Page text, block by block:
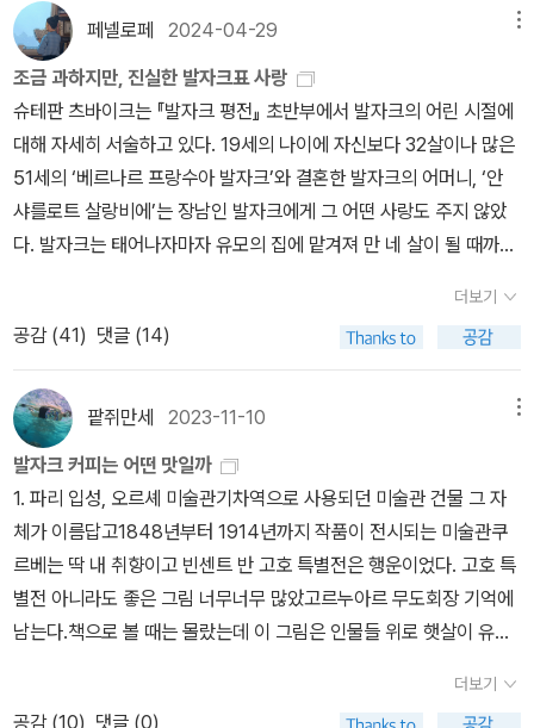
증을 앓고 있는 백작은 오랜 시간 어르고 달래야 수그러들며 사소한
잘못도 핑계삼아 부인의 정신을 갉아먹고 있었지요. 더구나 허약한
아이들은 교대로 뼈가 녹는 간호를 필요로 했어요. 그녀의 고단하고
희생적인 삶을 엿본 펠릭스는 그녀를 더욱 숭상합니다. 달이 밝은 밤,
펠릭스는 그녀의 눈물을 영성체로 받아 마심으로 그녀에 대한 사랑을
맹세합니다. '저는 지금 부인의 고통을 함께 나누고, 성혈을 마심으로
써 그리스도와 교감하듯이 부인의 영혼과 결합했습니다. 가망없는 사
랑도 행복입니다.' (흠, 세상에! 입술에 바른 꿀이여, 정신에 바른 아편
이여!) 하지만 그녀는 그를 파리로 보내 그 곳에서 출세해야한다고 합
득 차있던지. 예절은 진정한 자비처럼, 실제로 자신을 희생하는 데 있
습니다.(...) 들어줄 수 없는 부탁은 헛된 희망을 전혀 주지 말고 단호
하게 거절하세요. (...) 세련된 예절과 아름다운 매너는 마음속에서,
개인적인 자존심에서 우러나는 것이니까요. 사회는 어머니라기보다
는 계모이기 때문에, 자기의 허영심을 만족시켜주는 자식들을 편애합
니다. (...) 당신은 가능한 한 다른 사람들로부터 무엇을 받지 말아요.
누구에게도 종속되지 말고, 자기 자신의 주인이 되어요. (...) 젊은 여
자들을 비웃고 하찮게 여겨도 됩니다. 그녀들은 진지한 생각을 할 능
력이 없으니까요. 아마도 다음은 자신을 염두에 두고 쓰지 않았을까
한 축제는 당신의 시선일 것이고, 또 그녀는 당신의 말들을 생명의 양
식으로 삼겠지요. 그 여인은 당신에게 세상 전체가 되어야합니다. 왜
자 속 끓여대면서 스트레스받을 일도 없어 보이고! 좀 낡긴 했지만, 신
축성 좋은 잠옷에 부드러운 신발까지, 그야말로 안성맞춤이다. 흠, 그
러면 그렇지. 가세가 기울었다고는 하나 하인까지 둔 지주였다. 그런
데 집 안 꼴이 말이 아니다. 사방에 쌓인 먼지는 기본이고, 거미줄에,
널브러진 접시와 먹다 흘린 빵 부스러기까지. 나름 최소한의 질서는
있는 건지, 오블로모프가 하인 자하르를 부른다. 잠시 후, 오랜 관성과
고집으로 단련된 기존쎄 같은 기운을 풍기며 세상만사가 귀찮다는 얼
게, 맙소사! 저기, 저 구석 좀 보란 말야. 하는 일이 뭐야, 도대체….”
“아니, 하는 일이 뭐냐니유….” 자하르가 억울하다는 투로 툴툴거렸
다. “애쓰구 있잖유. 사는 게 뭔지! 먼지두 훔치구, 청소두 거의 매일
하는디….”“청소해, 구석의 쓰레기도 치우고. 그럼 빈대니 하는 것들
도 없어질 거야.”“치워봐야 또 쌓일 텐디유 뭐.”160여 년 전의 러시아
나 지금이나 사람 사는 모습은 뭐, 다 거기서 거기 아닐까? 또 이런 사
람이 있으면, 저런 사람도 있는 거니까. 그런데, 이 소설의 저자 이반
곤차로프는 공무원 생활을 오래 했는데 배를 타고 세계 일주를 한 독
특한 이력까지 있다. 그 말은 오만가지의 인간을 겪어봤다는 말씀?
세상의 속도에 발맞추느라 다들 기를 쓰고 달리는 격동의 19세기 러
시아 한복판에서, 왜 하필 아무것도 하지 않는 인간을 소설의 전면에
만, 딱히 읽어보고 싶다는 생각은 안 들었다. 그러다가 최근에 <사랑
신뢰가 깨졌다고 간주해서 이혼하겠다는 아내의 고집에 잠시 망설이
던 남편은 그렇다면 '벽장 안에 아무도 없다'는 것을 십자가에 대고 맹
세하라고 요구한다. 아내가 그렇게 맹세하자 남편은 곧바로 미장이를
불러 벽장 앞에 벽돌을 쌓아 막아 버리고, 이후 수십 일간 그 앞에서
먹고 자고 하면서 아무도 건드리지 못하도록 감시한다.물론 아내도
나름대로 꾀를 써서 미장이를 매수하려 들고, 남편이 없는 틈을 타서
직접 곡괭이를 휘둘러 벽돌을 깨부수려 하지만, 이 모든 시도가 수포
로 돌아가자 자포자기하고 말았다. 이 사건을 모조리 지켜본 하녀의
말에 따르면, 부서진 벽돌 구멍 사이로 벽장에서 웬 남자의 얼굴이 흘
다.이후 남편이 사망하자 아내도 저택에서 나왔으며, 향후 50년간 아
무도 들어가지 못하게 공증까지 마친 상태로 사망한다. 지난번 뉴스
에서 동거녀를 살해하여 베란다에 옮겨놓고 시멘트 덩어리로 만들어
암매장했다가 발각된 범죄자에 대한 이야기를 접했는데, 그 내용 때
문에 '검은 고양이'와 '아몬틸라도 술통'에 이어서 발자크의 단편까지
떠올렸던 모양이다.발자크의 '인간 희극' 번역서 목록에 관해서는 예
전에 한 번 정리한 적이 있었는데, 그 사이 수년간 새로 번역된 것도
있고 절판된 것도 있다 보니 매번 시중에서 구입 가능한 작품 총수에
는 별 차이가 없어 보이기도 한다. 꾸준히 출간되는 것만큼이나 꾸준
리 높지는 않다고 봐야 할 것도 같다.'그랑드 브러테슈'는 예전에 휘문
출판사에서 나온 서머싯 몸 선정 세계 단편 100선에 수록된 것으로
되지 않는다. 발자크와 일부러 친해지려고 하지 말아야겠다. 그냥 자
연스럽게 읽혀지는 날이 오면 그때 읽어볼 생각이다. 이것이 내가 인
문학적으로 배운 교훈이다. 모두 극찬하는 발자크라고 해도,잘 읽혀
지지 않는 책을 억지로 부여잡고 있는 것만큼 어리석은 일은 없을 게
다.
는 파리의 그랑 오귀스탱 가에 있는 작업실로 이사를 가기까지 했다'/
16쪽 '고리오영감'을 제외하고는 아직도 마무리 못 지은 리스트가 쌓
여 간다는 건 나와 잘 합이 맞지 않는건 아닐까 생각하면서도...'알려
지지 않은 걸작'이 궁금해서 찾아보다가 또 하나의 궁금한 책을 발견
했다.('숨겨진 걸작'은 단편이기도 하고 전자책으로만 출간되어 있으
니, 발자크의 단편집이 출간될때까지 기다려봐야 겠다.^^)
페넬로페 2024-04-29
조금 과하지만, 진실한 발자크표 사랑
슈테판 츠바이크는 『발자크 평전』 초반부에서 발자크의 어린 시절에
대해 자세히 서술하고 있다. 19세의 나이에 자신보다 32살이나 많은
51세의 ‘베르나르 프랑수아 발자크’와 결혼한 발자크의 어머니, ‘안
샤를로트 살랑비에’는 장남인 발자크에게 그 어떤 사랑도 주지 않았
다. 발자크는 태어나자마자 유모의 집에 맡겨져 만 네 살이 될 때까지
집에 올 수 있었다. 일곱 살이 되어 방돔의 오라트리오 수도회가 운영
하는 기숙학교에 들어가 7년 동안 있었다. 그곳은 학교였지만 발자크
에겐 감옥이나 다름없었다. ‘돈’이 대세가 되고, 부르주아 계급이 모든
것을 장악해 나갈 때, 발자크의 부모에게도 돈은 중요했다. 그들은 소
르본 대학 법률학부에 입학한 발자크를 공부만 하도록 내버려두지 않
았다. 그는 변호사와 공증인의 사무소에서 서기로 일해야 했다. 설움
과 불만을 가득 안은 채 청소년기를 보낸 발자크는 20세가 되어 작가
가 되겠다는 선언을 함으로써 부모의 뒤통수를 친다. 당연히 반대한
부모에게서의 경제적 지원은 끊어지고, 파리 레디기예르 거리 9번지
의 다락방에서 발자크는 공장 식 글쓰기를 시작한다. 그가 글을 쓰는
이유는 작가로서의 성공과 생활비를 벌기 위한 이중적인 것이었다.
발자크는 희곡 『크롬웰』을 집필해 프랑스 국립극장(Comédie-Fran
çaise)에서 상연할 계획을 세웠지만 그 작품은 실패했다. 발자크는
더보기
공감 (41) 댓글 (14)
팥쥐만세 2023-11-10
발자크 커피는 어떤 맛일까
1. 파리 입성, 오르셰 미술관기차역으로 사용되던 미술관 건물 그 자
체가 이름답고1848년부터 1914년까지 작품이 전시되는 미술관쿠
르베는 딱 내 취향이고 빈센트 반 고호 특별전은 행운이었다. 고호 특
별전 아니라도 좋은 그림 너무너무 많았고르누아르 무도회장 기억에
남는다.책으로 볼 때는 몰랐는데 이 그림은 인물들 위로 햇살이 유리
유있게 산책해 보고 싶다는 욕심이 생겼다.음.....정년퇴직 하려면 10
더보기
공감 (10) 댓글 (0)